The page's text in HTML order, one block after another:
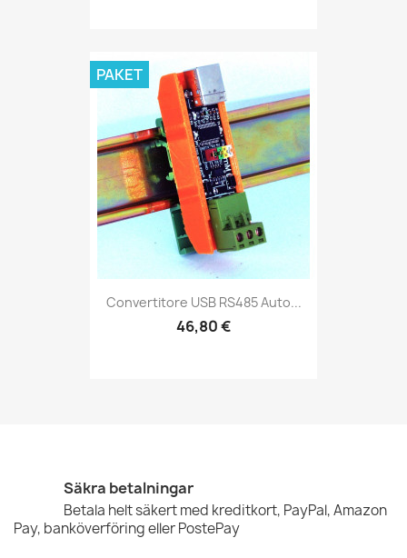
Convertitore USB RS485 Auto...
46,80 €
PAKET
Säkra betalningar
Betala helt säkert med kreditkort, PayPal, Amazon
Pay, banköverföring eller PostePay